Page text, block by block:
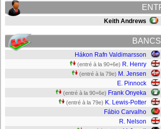
Keith Andrews
Hákon Rafn Valdimarsson
(entré à la 90+6e) R. Henry
(entré à la 79e) M. Jensen
E. Pinnock
(entré à la 90+6e) Frank Onyeka
(entré à la 79e) K. Lewis-Potter
Fábio Carvalho
R. Nelson